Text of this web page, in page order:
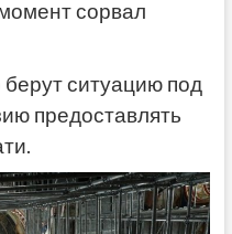
сорвал
ситуацию под
предоставлять